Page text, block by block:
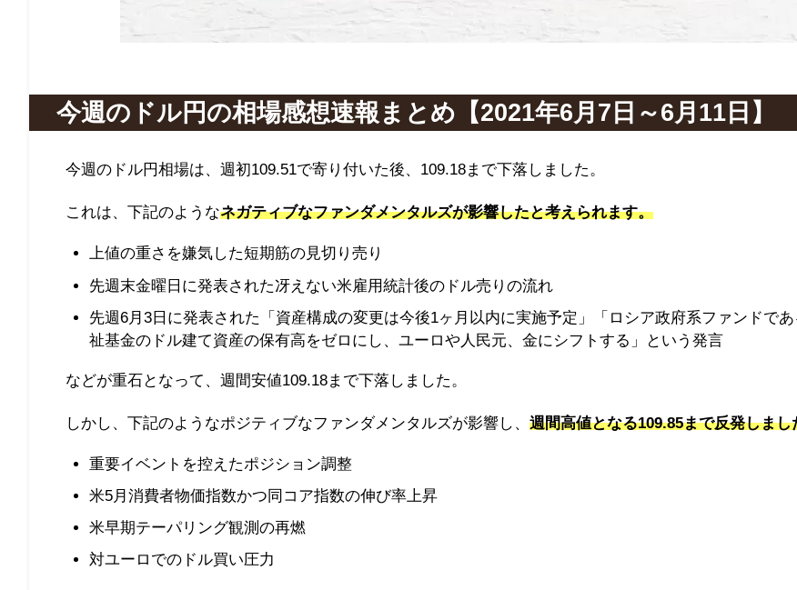
今週のドル円の相場感想速報まとめ【2021年6月7日～6月11日】
今週のドル円相場は、週初109.51で寄り付いた後、109.18まで下落しました。
これは、下記のようなネガティブなファンダメンタルズが影響したと考えられます。
上値の重さを嫌気した短期筋の見切り売り
先週末金曜日に発表された冴えない米雇用統計後のドル売りの流れ
先週6月3日に発表された「資産構成の変更は今後1ヶ月以内に実施予定」「ロシア政府系ファンドで
祉基金のドル建て資産の保有高をゼロにし、ユーロや人民元、金にシフトする」という発言
などが重石となって、週間安値109.18まで下落しました。
しかし、下記のようなポジティブなファンダメンタルズが影響し、 週間高値となる109.85まで反発しまし
重要イベントを控えたポジション調整
米5月消費者物価指数かつ同コア指数の伸び率上昇
米早期テーパリング観測の再燃
対ユーロでのドル買い圧力